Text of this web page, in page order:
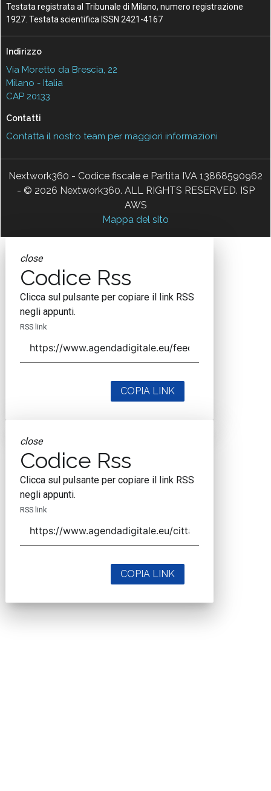
Testata registrata al Tribunale di Milano, numero registrazione
1927. Testata scientifica ISSN 2421-4167
Indirizzo
Via Moretto da Brescia, 22
Milano - Italia
CAP 20133
Contatti
Contatta il nostro team per maggiori informazioni
Nextwork360 - Codice fiscale e Partita IVA 13868590962
- © 2026 Nextwork360. ALL RIGHTS RESERVED. ISP
AWS
Mappa del sito
close
Codice Rss
Clicca sul pulsante per copiare il link RSS
negli appunti.
RSS link
COPIA LINK
close
Codice Rss
Clicca sul pulsante per copiare il link RSS
negli appunti.
RSS link
COPIA LINK